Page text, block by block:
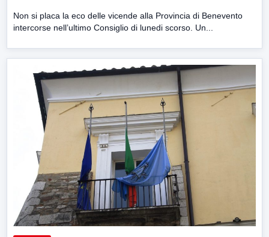
Non si placa la eco delle vicende alla Provincia di Benevento
intercorse nell’ultimo Consiglio di lunedi scorso. Un...